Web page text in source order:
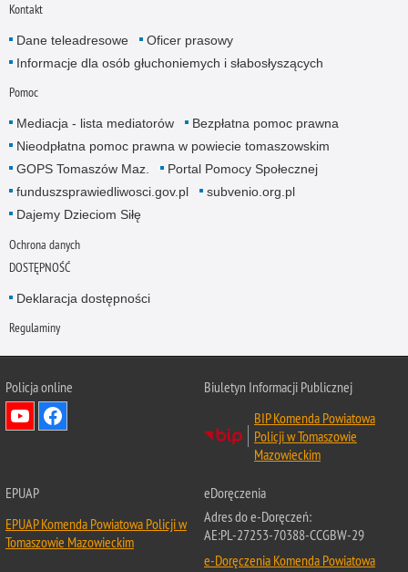
Kontakt
Dane teleadresowe
Oficer prasowy
Informacje dla osób głuchoniemych i słabosłyszących
Pomoc
Mediacja - lista mediatorów
Bezpłatna pomoc prawna
Nieodpłatna pomoc prawna w powiecie tomaszowskim
GOPS Tomaszów Maz.
Portal Pomocy Społecznej
funduszsprawiedliwosci.gov.pl
subvenio.org.pl
Dajemy Dzieciom Siłę
Ochrona danych
DOSTĘPNOŚĆ
Deklaracja dostępności
Regulaminy
Policja online
Biuletyn Informacji Publicznej
BIP Komenda Powiatowa
Policji w Tomaszowie
Mazowieckim
EPUAP
EPUAP Komenda Powiatowa Policji w
Tomaszowie Mazowieckim
eDoręczenia
Adres do e-Doręczeń:
AE:PL-27253-70388-CCGBW-29
e-Doręczenia Komenda Powiatowa